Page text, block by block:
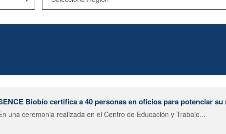
Biobío certifica a 40 personas en oficios para potenciar
una ceremonia realizada en el Centro de Educación y Trabajo...